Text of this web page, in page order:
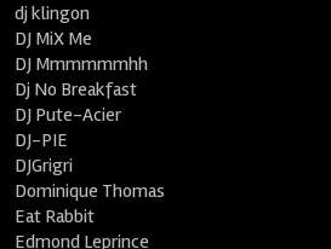
dj klingon
DJ MiX Me
DJ Mmmmmmhh
Dj No Breakfast
DJ Pute-Acier
DJ-PIE
DJGrigri
Dominique Thomas
Eat Rabbit
Edmond Leprince